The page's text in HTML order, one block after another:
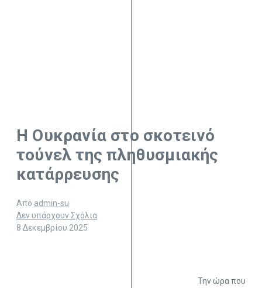
Η Ουκρανία στο σκοτεινό
τούνελ της πληθυσμιακής
κατάρρευσης
Από admin-su
Δεν υπάρχουν Σχόλια
8 Δεκεμβρίου 2025
Την ώρα που